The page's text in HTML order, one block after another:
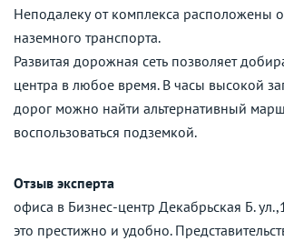
Неподалеку от комплекса расположены
наземного транспорта.
Развитая дорожная сеть позволяет
центра в любое время. В часы высокой
дорог можно найти альтернативный
воспользоваться подземкой.
Отзыв эксперта
офиса в Бизнес-центр Декабрьская Б.
это престижно и удобно.